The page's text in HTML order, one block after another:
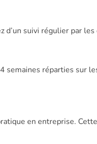
suivi régulier par les
réparties sur
en entreprise.